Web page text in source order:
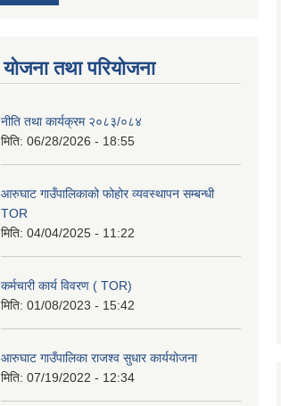
योजना तथा परियोजना
नीति तथा कार्यक्रम २०८३/०८४
मिति: 06/28/2026 - 18:55
आरुघाट गाउँपालिकाको फोहोर व्यवस्थापन सम्बन्धी
TOR
मिति: 04/04/2025 - 11:22
कर्मचारी कार्य विवरण ( TOR)
मिति: 01/08/2023 - 15:42
आरुघाट गाउँपालिका राजश्व सुधार कार्ययोजना
मिति: 07/19/2022 - 12:34